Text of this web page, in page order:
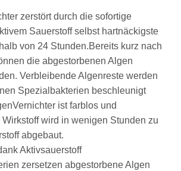
zerstört durch die sofortige
Sauerstoff selbst hartnäckigste
von 24 Stunden.Bereits kurz nach
die abgestorbenen Algen
Verbleibende Algenreste werden
Spezialbakterien beschleunigt
ist farblos und
wird in wenigen Stunden zu
abgebaut.
Aktivsauerstoff
zersetzen abgestorbene Algen